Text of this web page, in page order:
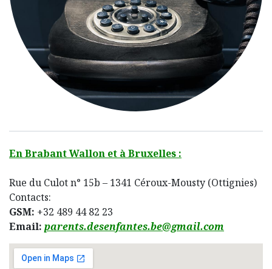
En Brabant Wallon et à Bruxelles :
Rue du Culot n° 15b – 1341 Céroux-Mousty (Ottignies)
Contacts:
GSM: +32 489 44 82 23
Email: parents.desenfantes.be@gmail.com